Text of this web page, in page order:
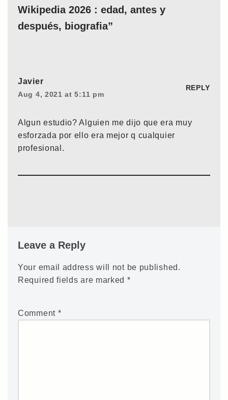
Wikipedia 2026 : edad, antes y
después, biografia”
Javier
Aug 4, 2021 at 5:11 pm
REPLY
Algun estudio? Alguien me dijo que era muy
esforzada por ello era mejor q cualquier
profesional.
Leave a Reply
Your email address will not be published.
Required fields are marked *
Comment *